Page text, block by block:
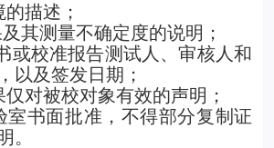
描述；
其测量不确定度的说明；
或校准报告测试人、审核人和
以及签发日期；
对被校对象有效的声明；
室书面批准，不得部分复制证
。